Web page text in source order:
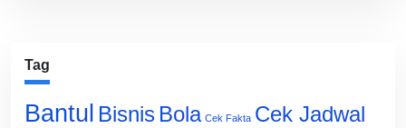
Tag
Bantul Bisnis Bola Cek Fakta Cek Jadwal